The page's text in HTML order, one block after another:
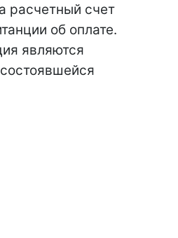
расчетный счет
об оплате.
являются